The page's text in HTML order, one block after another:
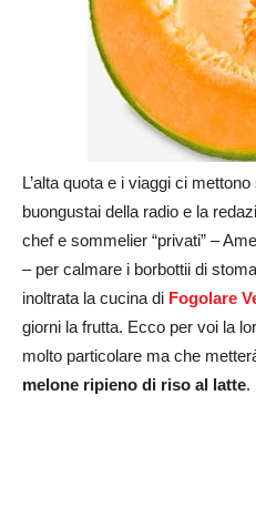
L’alta quota e i viaggi ci
buongustai della radio e la
chef e sommelier “privati” –
– per calmare i borbottii di
inoltrata la cucina di Fogolare
giorni la frutta. Ecco per voi la
molto particolare ma che
melone ripieno di riso al latte.